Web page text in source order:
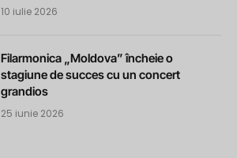
10 iulie 2026
Filarmonica „Moldova” încheie o
stagiune de succes cu un concert
grandios
25 iunie 2026